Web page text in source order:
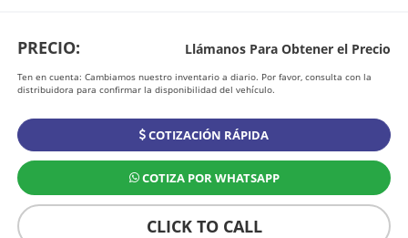
PRECIO: Llámanos Para Obtener el Precio
Ten en cuenta: Cambiamos nuestro inventario a diario. Por favor, consulta con la
distribuidora para confirmar la disponibilidad del vehículo.
COTIZACIÓN RÁPIDA
COTIZA POR WHATSAPP
CLICK TO CALL